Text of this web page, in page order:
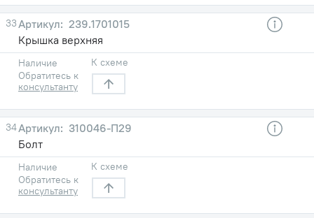
33
239.1701015
Крышка верхняя
Наличие
Обратитесь к
консультанту
К схеме
34
310046-П29
Болт
Наличие
Обратитесь к
консультанту
К схеме